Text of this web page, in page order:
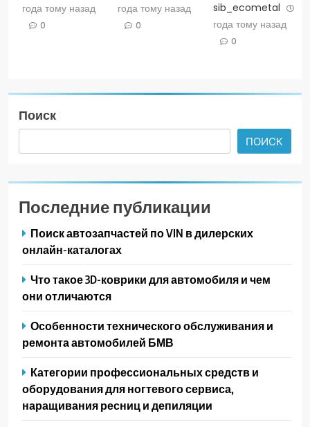
года тому назад
0
года тому назад
0
sib_ecometal
года тому назад
0
Поиск
ПОИСК
Последние публикации
Поиск автозапчастей по VIN в дилерских
онлайн-каталогах
Что такое 3D-коврики для автомобиля и чем
они отличаются
Особенности технического обслуживания и
ремонта автомобилей БМВ
Категории профессиональных средств и
оборудования для ногтевого сервиса,
наращивания ресниц и депиляции